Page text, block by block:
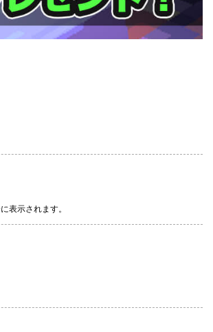
表示されます。